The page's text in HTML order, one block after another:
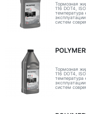
Тормозная
116 DOT4,
температура
систем
Тормозная
116 DOT4,
температура
систем